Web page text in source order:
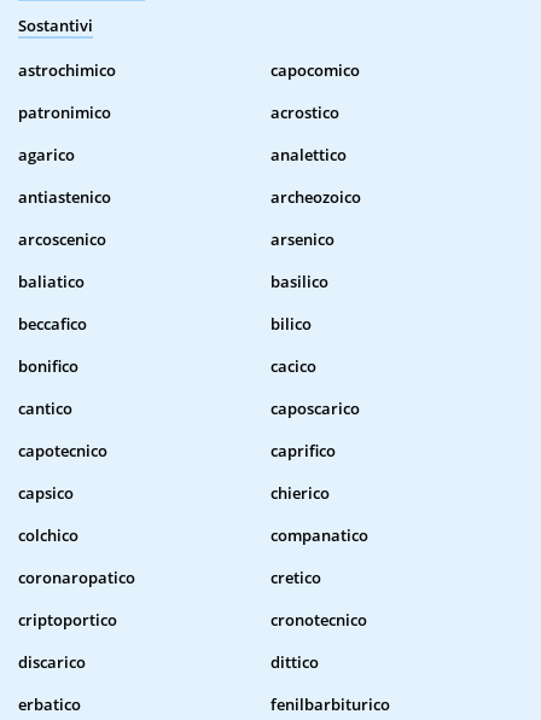
Sostantivi
astrochimico
capocomico
patronimico
acrostico
agarico
analettico
antiastenico
archeozoico
arcoscenico
arsenico
baliatico
basilico
beccafico
bilico
bonifico
cacico
cantico
caposcarico
capotecnico
caprifico
capsico
chierico
colchico
companatico
coronaropatico
cretico
criptoportico
cronotecnico
discarico
dittico
erbatico
fenilbarbiturico